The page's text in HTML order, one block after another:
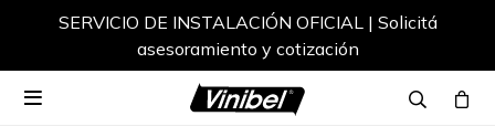
SERVICIO DE INSTALACIÓN OFICIAL | Solicitá
asesoramiento y cotización
